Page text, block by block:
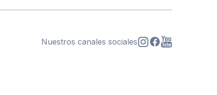
Nuestros canales sociales